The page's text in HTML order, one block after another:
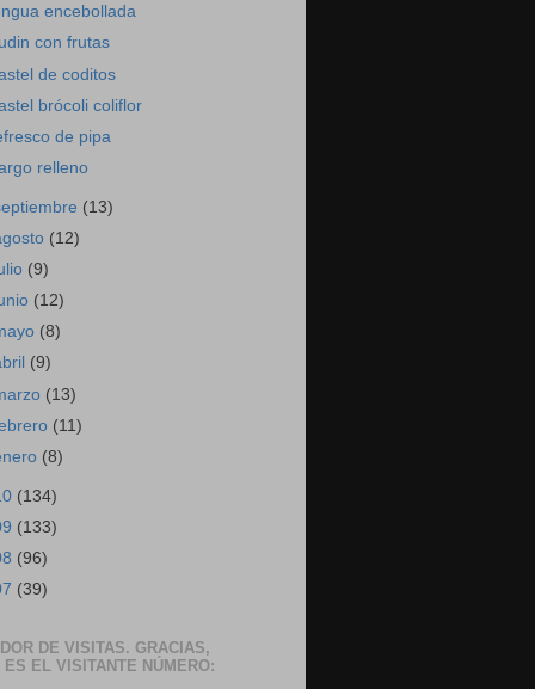
encebollada
con frutas
de coditos
brócoli coliflor
de pipa
relleno
(13)
(12)
(9)
(12)
(8)
(9)
(13)
(11)
(8)
(134)
(133)
(96)
(39)
DE VISITAS. GRACIAS,
ES EL VISITANTE NÚMERO: